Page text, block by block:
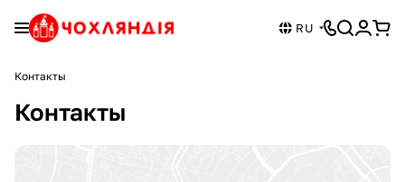
RU
Контакты
Контакты